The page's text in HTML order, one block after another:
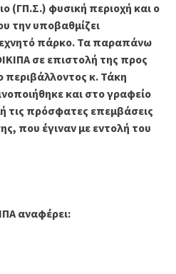
(ΓΠ.Σ.) φυσική περιοχή και ο
την υποβαθμίζει
πάρκο. Τα παραπάνω
σε επιστολή της προς
περιβάλλοντος κ. Τάκη
και στο γραφείο
τις πρόσφατες επεμβάσεις
που έγιναν με εντολή του
αναφέρει: